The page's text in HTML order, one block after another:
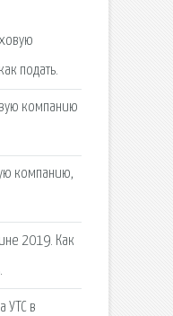
подать.
компанию
компанию,
2019. Как
УТС в